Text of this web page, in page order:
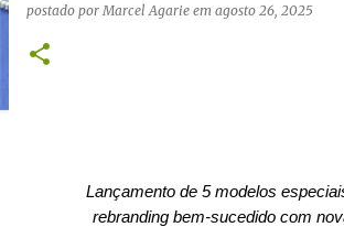
postado porMarcel Agarie em agosto 26, 2025
Lançamento de 5 modelos
rebranding bem-sucedido com